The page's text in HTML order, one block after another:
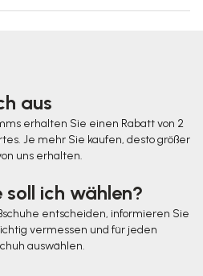
aus
erhalten Sie einen Rabatt von 2
Je mehr Sie kaufen, desto größer
uns erhalten.
soll ich wählen?
entscheiden, informieren Sie
vermessen und für jeden
auswählen.